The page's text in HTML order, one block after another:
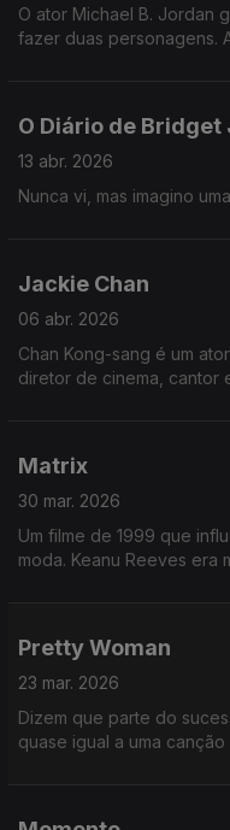
O ator Michael B. Jordan
fazer duas personagens.
O Diário de Bridget
13 abr. 2026
Nunca vi, mas imagino
Jackie Chan
06 abr. 2026
Chan Kong-sang é um
diretor de cinema, cantor
Matrix
30 mar. 2026
Um filme de 1999 que
moda. Keanu Reeves era
Pretty Woman
23 mar. 2026
Dizem que parte do
quase igual a uma